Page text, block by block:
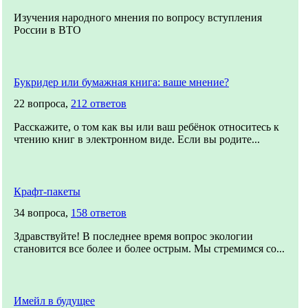
Изучения народного мнения по вопросу вступления
России в ВТО
Букридер или бумажная книга: ваше мнение?
22 вопроса, 212 ответов
Расскажите, о том как вы или ваш ребёнок относитесь к
чтению книг в электронном виде. Если вы родите...
Крафт-пакеты
34 вопроса, 158 ответов
Здравствуйте! В последнее время вопрос экологии
становится все более и более острым. Мы стремимся со...
Имейл в будущее